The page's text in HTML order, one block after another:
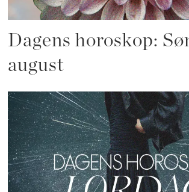
Dagens horoskop:
august